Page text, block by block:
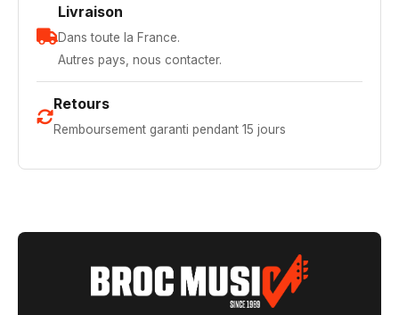
Livraison
Dans toute la France.
Autres pays, nous contacter.
Retours
Remboursement garanti pendant 15 jours